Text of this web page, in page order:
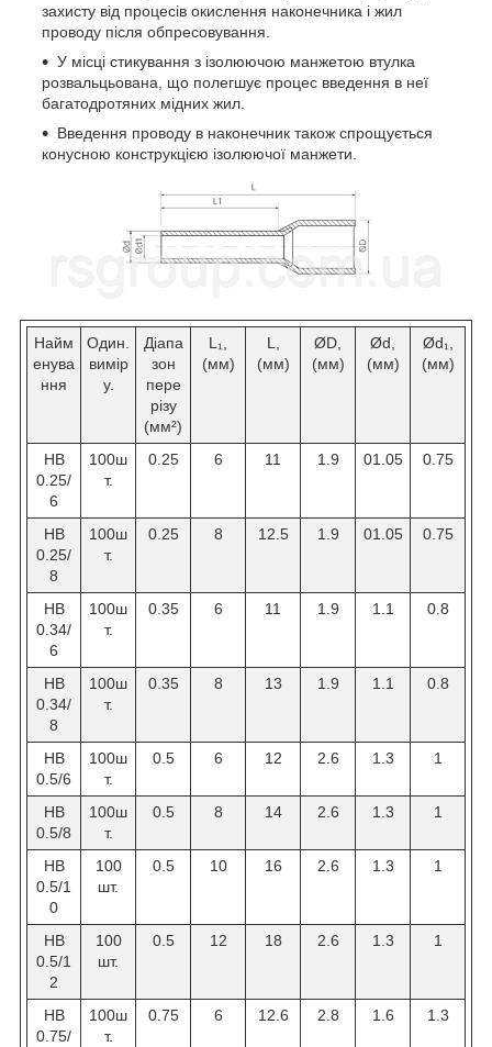
захисту від процесів окислення наконечника і жил
проводу після обпресовування.
У місці стикування з ізолюючою манжетою втулка
розвальцьована, що полегшує процес введення в неї
багатодротяних мідних жил.
Введення проводу в наконечник також спрощується
конусною конструкцією ізолюючої манжети.
Найм
енува
ння
Один.
вимір
у.
Діапа
зон
пере
різу
(мм²)
L₁,
(мм)
L,
(мм)
ØD,
(мм)
Ød,
(мм)
Ød₁,
(мм)
HB
0.25/
6
100ш
т.
0.25 6 11 1.9 01.05 0.75
HB
0.25/
8
100ш
т.
0.25 8 12.5 1.9 01.05 0.75
HB
0.34/
6
100ш
т.
0.35 6 11 1.9 1.1 0.8
HB
0.34/
8
100ш
т.
0.35 8 13 1.9 1.1 0.8
НВ
0.5/6
100ш
т.
0.5 6 12 2.6 1.3 1
НВ
0.5/8
100ш
т.
0.5 8 14 2.6 1.3 1
HB
0.5/1
0
100
шт.
0.5 10 16 2.6 1.3 1
HB
0.5/1
2
100
шт.
0.5 12 18 2.6 1.3 1
НВ
0.75/
100ш
т.
0.75 6 12.6 2.8 1.6 1.3